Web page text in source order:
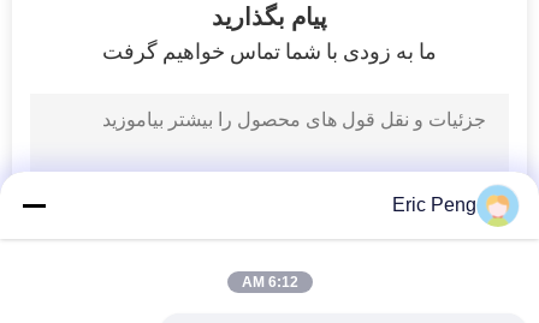
پمپ خنک کننده غوطه
ور
پیام بگذارید
ما به زودی با شما تماس خواهیم گرفت
Eric Peng
6:12 AM